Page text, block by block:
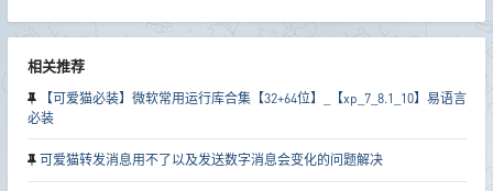
相关推荐
【可爱猫必装】微软常用运行库合集【32+64位】_【xp_7_8.1_10】易语言
必装
可爱猫转发消息用不了以及发送数字消息会变化的问题解决